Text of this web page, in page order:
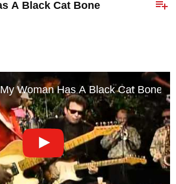
playlist_add
A Black Cat Bone
Woman Has A Black Cat Bone